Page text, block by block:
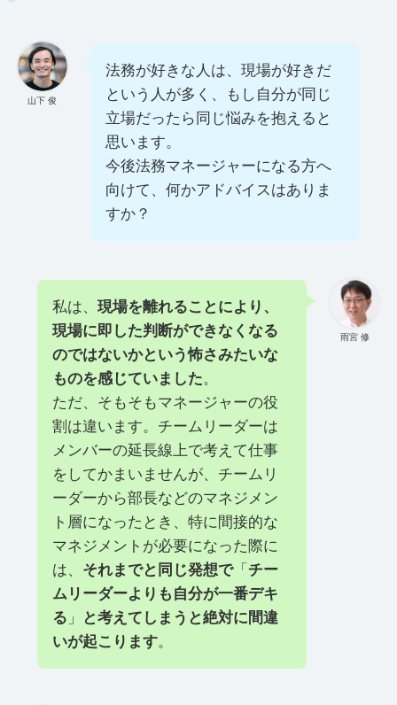
山下 俊
法務が好きな人は、現場が好きだ
という人が多く、もし自分が同じ
立場だったら同じ悩みを抱えると
思います。
今後法務マネージャーになる方へ
向けて、何かアドバイスはありま
すか？
雨宮 修
私は、 現場を離れることにより、
現場に即した判断ができなくなる
のではないかという怖さみたいな
ものを感じていました。
ただ、そもそもマネージャーの役
割は違います。チームリーダーは
メンバーの延長線上で考えて仕事
をしてかまいませんが、チームリ
ーダーから部長などのマネジメン
ト層になったとき、特に間接的な
マネジメントが必要になった際に
は、 それまでと同じ発想で「 チー
ムリーダーよりも自分が一番デキ
る 」
と考えてしまうと絶対に間違
いが起こります。